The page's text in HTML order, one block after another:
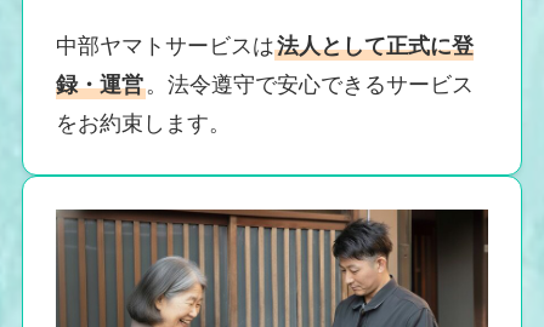
中部ヤマトサービスは法人として正式に登
録・運営。法令遵守で安心できるサービス
をお約束します。